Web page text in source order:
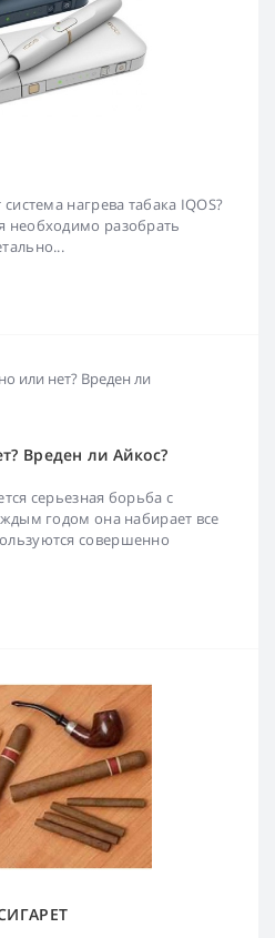
нагрева табака IQOS?
необходимо разобрать
Вреден ли Айкос?
серьезная борьба с
годом она набирает все
совершенно